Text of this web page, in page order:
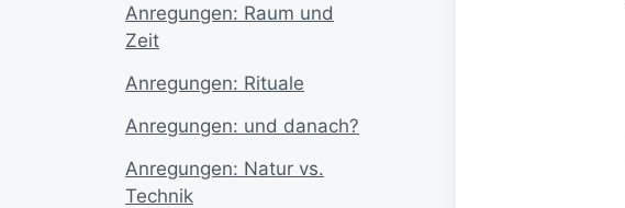
Anregungen: Raum und
Zeit
Anregungen: Rituale
Anregungen: und danach?
Anregungen: Natur vs.
Technik